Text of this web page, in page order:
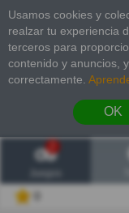
Usamos cookies y
realzar tu experiencia
terceros para
contenido y anuncios,
correctamente.
OK
2